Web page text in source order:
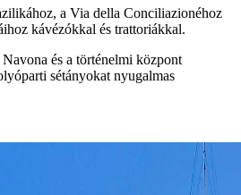
a Via della Conciliazionéhoz
kávézókkal és trattoriákkal.
és a történelmi központ
sétányokat nyugalmas